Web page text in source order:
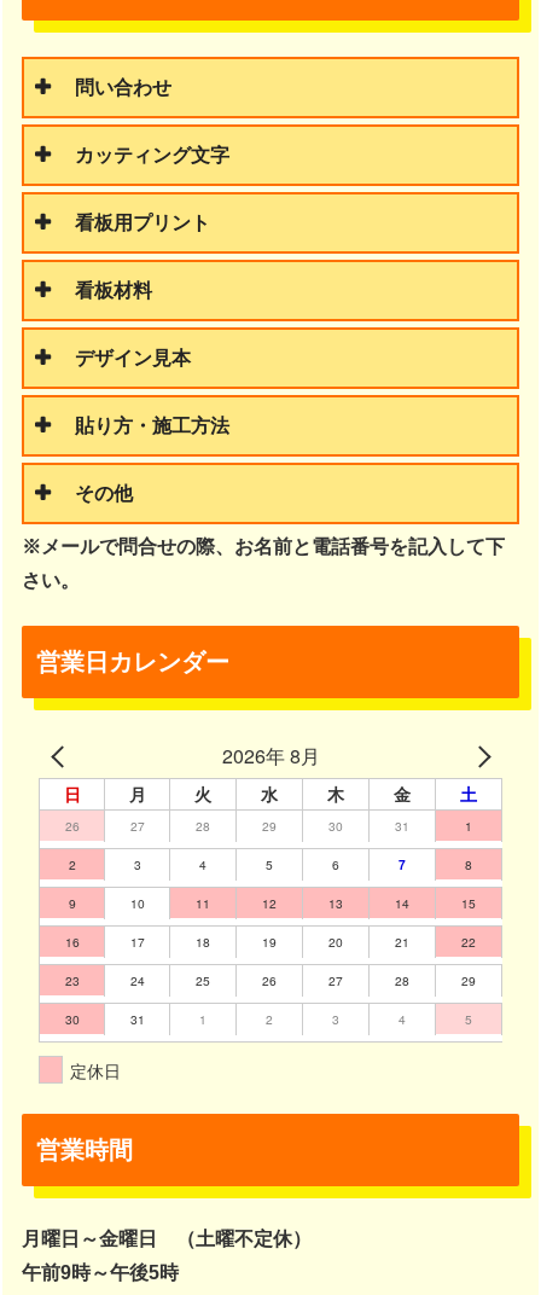
問い合わせ
カッティング文字
看板用プリント
看板材料
デザイン見本
貼り方・施工方法
その他
※メールで問合せの際、お名前と電話番号を記入して下
さい。
営業日カレンダー
2026年 8月
日 月 火 水 木 金 土
26 27 28 29 30 31 1
2 3 4 5 6 7 8
9 10 11 12 13 14 15
16 17 18 19 20 21 22
23 24 25 26 27 28 29
30 31 1 2 3 4 5
定休日
営業時間
月曜日～金曜日 （土曜不定休）
午前9時～午後5時